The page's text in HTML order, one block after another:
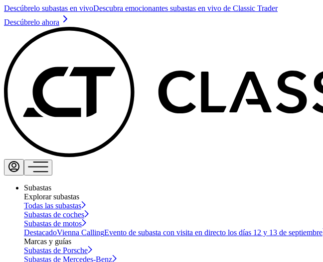
Descúbrelo subastas en vivoDescubra emocionantes subastas en vivo de Classic Trader
Descúbrelo ahora
Subastas
Explorar subastas
Todas las subastas
Subastas de coches
Subastas de motos
DestacadoVienna CallingEvento de subasta con visita en directo los días 12 y 13 de septiembre
Marcas y guías
Subastas de Porsche
Subastas de Mercedes-Benz